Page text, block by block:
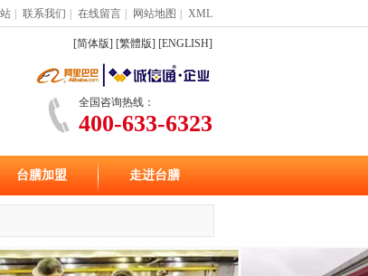
联系我们 在线留言 网站地图 XML
[简体版] [繁體版] [ENGLISH]
全国咨询热线：
400-633-6323
台膳加盟 走进台膳